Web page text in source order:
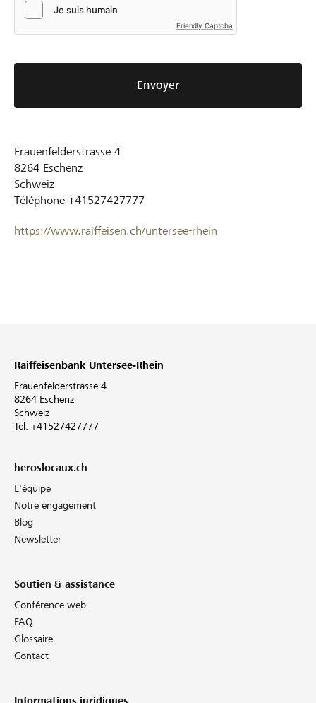
Friendly Captcha
Envoyer
Frauenfelderstrasse 4
8264 Eschenz
Schweiz
Téléphone +41527427777
https://www.raiffeisen.ch/untersee-rhein
Raiffeisenbank Untersee-Rhein
Frauenfelderstrasse 4
8264 Eschenz
Schweiz
Tel. +41527427777
heroslocaux.ch
L'équipe
Notre engagement
Blog
Newsletter
Soutien & assistance
Conférence web
FAQ
Glossaire
Contact
Informations juridiques